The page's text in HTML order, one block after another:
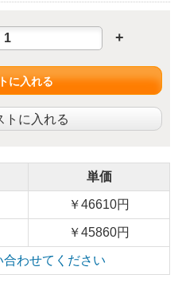
+
に入れる
トに入れる
単価
￥46610円
￥45860円
合わせてください